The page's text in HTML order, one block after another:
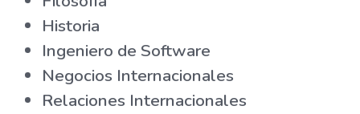
Historia
Ingeniero de Software
Negocios Internacionales
Relaciones Internacionales